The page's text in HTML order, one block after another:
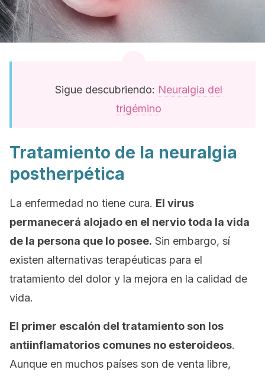
Sigue descubriendo: Neuralgia del
trigémino
Tratamiento de la neuralgia
postherpética
La enfermedad no tiene cura. El virus
permanecerá alojado en el nervio toda la vida
de la persona que lo posee. Sin embargo, sí
existen alternativas terapéuticas para el
tratamiento del dolor y la mejora en la calidad de
vida.
El primer escalón del tratamiento son los
antiinflamatorios comunes no esteroideos.
Aunque en muchos países son de venta libre,